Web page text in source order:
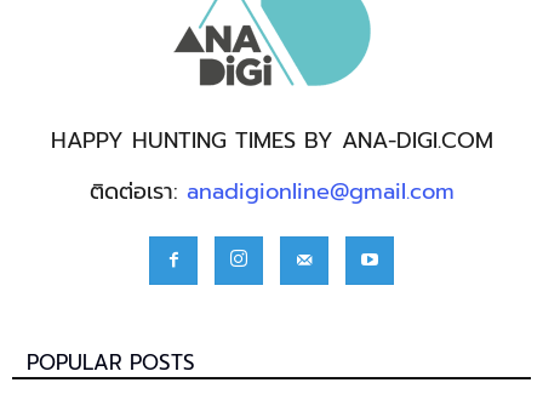
HAPPY HUNTING TIMES BY ANA-DIGI.COM
ติดต่อเรา: anadigionline@gmail.com
POPULAR POSTS